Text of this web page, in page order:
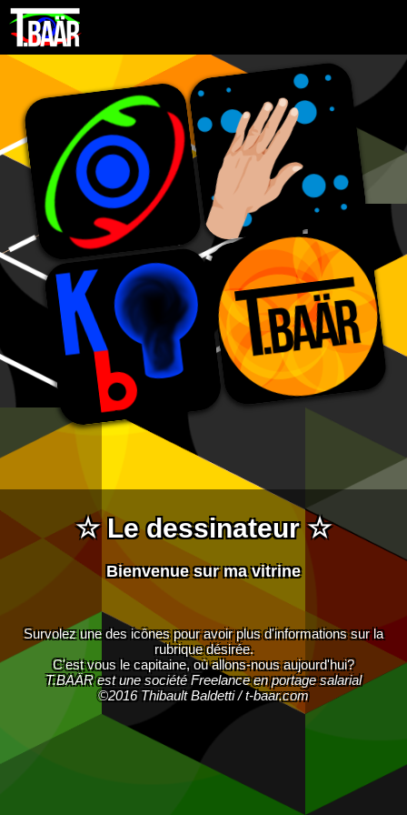
☆ Le dessinateur ☆
Bienvenue sur ma vitrine
Survolez une des icônes pour avoir plus d'informations sur la
rubrique désirée.
C'est vous le capitaine, où allons-nous aujourd'hui?
T.BAÄR est une société Freelance en portage salarial
©2016 Thibault Baldetti / t-baar.com